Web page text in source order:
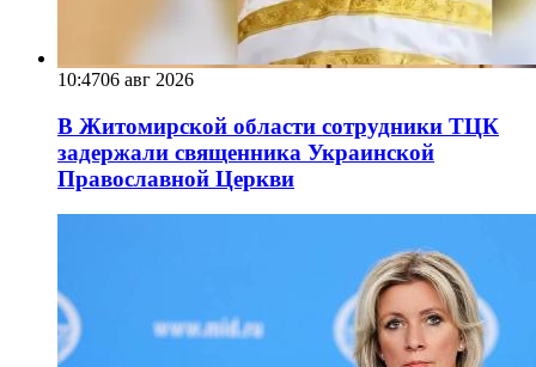
10:4706 авг 2026
В Житомирской области сотрудники ТЦК
задержали священника Украинской
Православной Церкви